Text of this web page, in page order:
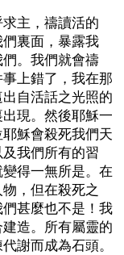
主，禱讀活的
裏面，暴露我
。我們就會禱
上錯了，我在那
自活話之光照的
現。然後耶穌一
穌會殺死我們天
我們所有的習
得一無所是。在
，但在殺死之
甚麼也不是！我
造。所有屬靈的
謝而成為石頭。